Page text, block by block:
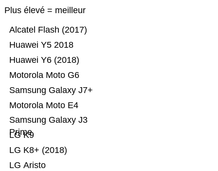
Plus élevé = meilleur
LG Aristo
LG K8+ (2018)
LG K9
Samsung Galaxy J3
Prime
Motorola Moto E4
Samsung Galaxy J7+
Motorola Moto G6
Huawei Y6 (2018)
Huawei Y5 2018
Alcatel Flash (2017)